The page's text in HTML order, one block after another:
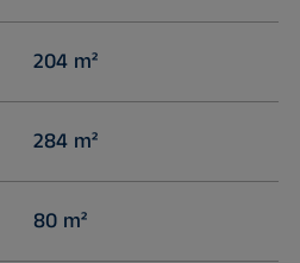
204 m²
284 m²
80 m²